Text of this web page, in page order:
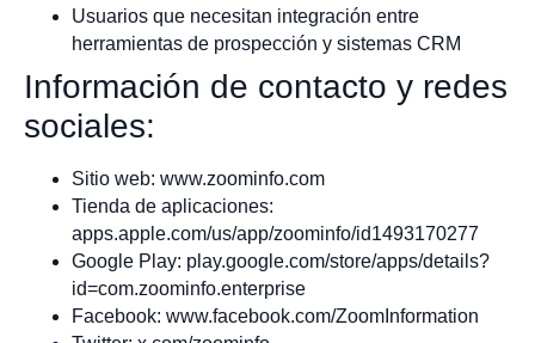
Usuarios que necesitan integración entre
herramientas de prospección y sistemas CRM
Información de contacto y redes
sociales:
Sitio web: www.zoominfo.com
Tienda de aplicaciones:
apps.apple.com/us/app/zoominfo/id1493170277
Google Play: play.google.com/store/apps/details?
id=com.zoominfo.enterprise
Facebook: www.facebook.com/ZoomInformation